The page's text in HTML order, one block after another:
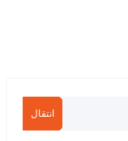
انتقال